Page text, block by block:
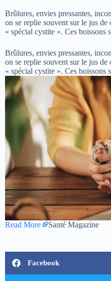
Brûlures, envies pressantes,
on se replie souvent sur le jus de
« spécial cystite ». Ces boissons
Brûlures, envies pressantes,
on se replie souvent sur le jus de
« spécial cystite ». Ces boissons
Read More Santé Magazine
Facebook